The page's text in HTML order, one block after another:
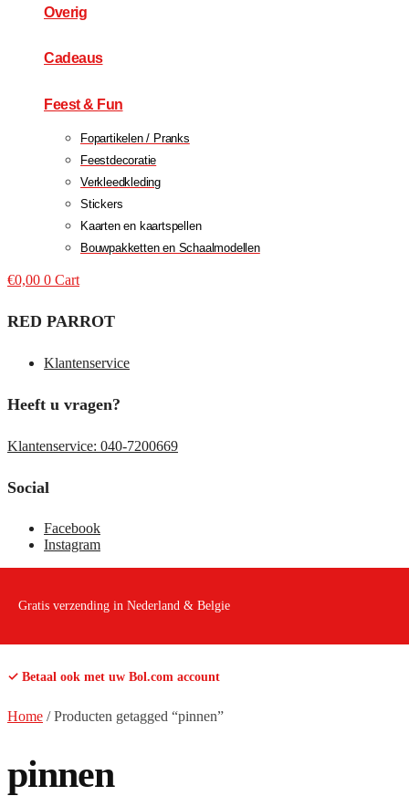
Overig
Cadeaus
Feest & Fun
Fopartikelen / Pranks
Feestdecoratie
Verkleedkleding
Stickers
Kaarten en kaartspellen
Bouwpakketten en Schaalmodellen
€0,00 0 Cart
RED PARROT
Klantenservice
Heeft u vragen?
Klantenservice: 040-7200669
Social
Facebook
Instagram
Gratis verzending in Nederland & Belgie
✓ Betaal ook met uw Bol.com account
Home /Producten getagged “pinnen”
pinnen